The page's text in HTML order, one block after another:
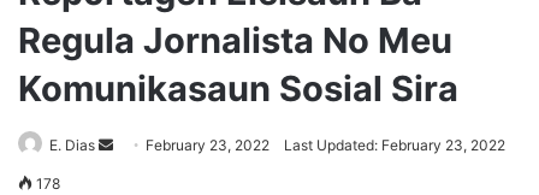
Regula Jornalista No Meu
Komunikasaun Sosial Sira
E. Dias
SendFebruary 23, 2022 Last Updated: February 23, 2022
178